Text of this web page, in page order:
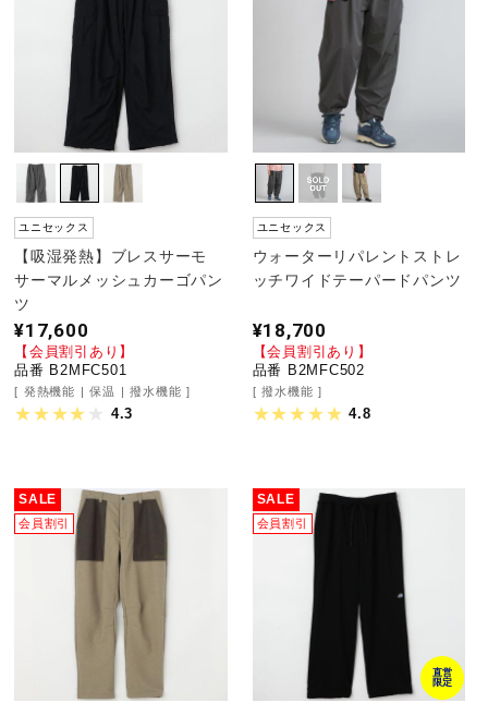
ユニセックス
【吸湿発熱】ブレスサーモ
サーマルメッシュカーゴパン
ツ
¥17,600
【会員割引あり】
品番 B2MFC501
発熱機能 保温 撥水機能
4.3
ユニセックス
ウォーターリパレントストレ
ッチワイドテーパードパンツ
¥18,700
【会員割引あり】
品番 B2MFC502
撥水機能
4.8
SALE
会員割引
SALE
会員割引
直営
限定